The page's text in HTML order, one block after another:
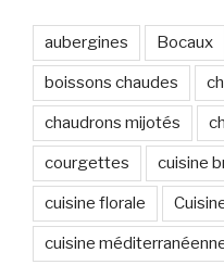
aubergines Bocaux
boissons chaudes
chaudrons mijotés
courgettes cuisine
cuisine florale
cuisine